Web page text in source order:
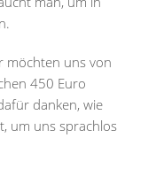
möchten uns von
450 Euro
danken, wie
um uns sprachlos